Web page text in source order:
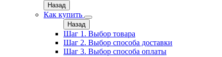
Назад
Как купить
Назад
Шаг 1. Выбор товара
Шаг 2. Выбор способа доставки
Шаг 3. Выбор способа оплаты